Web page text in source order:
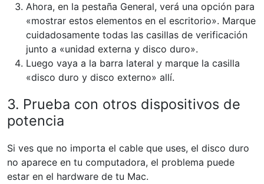
Ahora, en la pestaña General, verá una opción para
«mostrar estos elementos en el escritorio». Marque
cuidadosamente todas las casillas de verificación
junto a «unidad externa y disco duro».
Luego vaya a la barra lateral y marque la casilla
«disco duro y disco externo» allí.
3. Prueba con otros dispositivos de
potencia
Si ves que no importa el cable que uses, el disco duro
no aparece en tu computadora, el problema puede
estar en el hardware de tu Mac.